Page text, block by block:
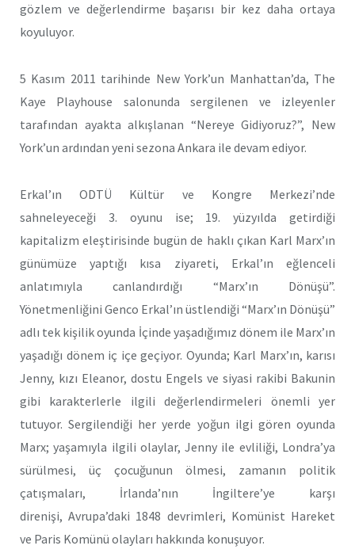
gözlem ve değerlendirme başarısı bir kez daha ortaya
koyuluyor.
5 Kasım 2011 tarihinde New York’un Manhattan’da, The
Kaye Playhouse salonunda sergilenen ve izleyenler
tarafından ayakta alkışlanan “Nereye Gidiyoruz?”, New
York’un ardından yeni sezona Ankara ile devam ediyor.
Erkal’ın ODTÜ Kültür ve Kongre Merkezi’nde
sahneleyeceği 3. oyunu ise; 19. yüzyılda getirdiği
kapitalizm eleştirisinde bugün de haklı çıkan Karl Marx’ın
günümüze yaptığı kısa ziyareti, Erkal’ın eğlenceli
anlatımıyla canlandırdığı “Marx’ın Dönüşü”.
Yönetmenliğini Genco Erkal’ın üstlendiği “Marx’ın Dönüşü”
adlı tek kişilik oyunda İçinde yaşadığımız dönem ile Marx’ın
yaşadığı dönem iç içe geçiyor. Oyunda; Karl Marx’ın, karısı
Jenny, kızı Eleanor, dostu Engels ve siyasi rakibi Bakunin
gibi karakterlerle ilgili değerlendirmeleri önemli yer
tutuyor. Sergilendiği her yerde yoğun ilgi gören oyunda
Marx; yaşamıyla ilgili olaylar, Jenny ile evliliği, Londra’ya
sürülmesi, üç çocuğunun ölmesi, zamanın politik
çatışmaları, İrlanda’nın İngiltere’ye karşı
direnişi, Avrupa’daki 1848 devrimleri, Komünist Hareket
ve Paris Komünü olayları hakkında konuşuyor.